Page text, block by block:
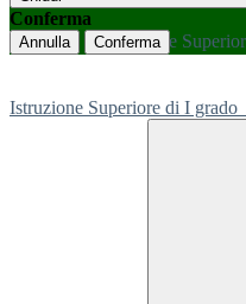
Conferma
Annulla Conferma
Istruzione Superiore di I grado